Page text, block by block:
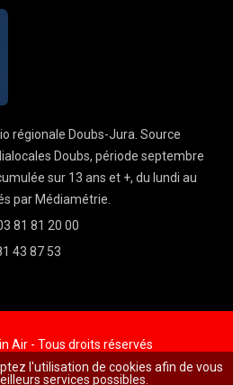
régionale Doubs-Jura. Source
Doubs, période septembre
sur 13 ans et +, du lundi au
par Médiamétrie.
81 81 20 00
43 87 53
Air - Tous droits réservés
l'utilisation de cookies afin de vous
services possibles.